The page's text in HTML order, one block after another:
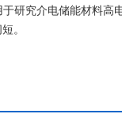
研究介电储能材料
。